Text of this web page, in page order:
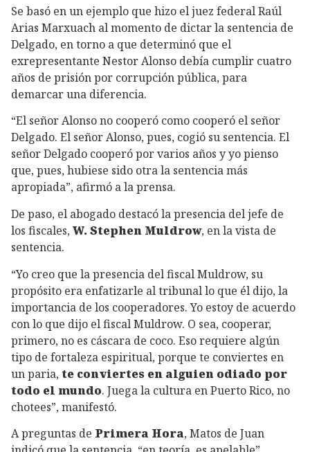
Se basó en un ejemplo que hizo el juez federal Raúl
Arias Marxuach al momento de dictar la sentencia de
Delgado, en torno a que determinó que el
exrepresentante Nestor Alonso debía cumplir cuatro
años de prisión por corrupción pública, para
demarcar una diferencia.
“El señor Alonso no cooperó como cooperó el señor
Delgado. El señor Alonso, pues, cogió su sentencia. El
señor Delgado cooperó por varios años y yo pienso
que, pues, hubiese sido otra la sentencia más
apropiada”, afirmó a la prensa.
De paso, el abogado destacó la presencia del jefe de
los fiscales,W. Stephen Muldrow, en la vista de
sentencia.
“Yo creo que la presencia del fiscal Muldrow, su
propósito era enfatizarle al tribunal lo que él dijo, la
importancia de los cooperadores. Yo estoy de acuerdo
con lo que dijo el fiscal Muldrow. O sea, cooperar,
primero, no es cáscara de coco. Eso requiere algún
tipo de fortaleza espiritual, porque te conviertes en
un paria,te conviertes en alguien odiado por
todo el mundo. Juega la cultura en Puerto Rico, no
chotees”, manifestó.
A preguntas de Primera Hora, Matos de Juan